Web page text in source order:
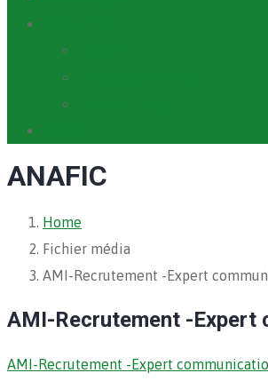
ANAFIC
Home
Fichier média
AMI-Recrutement -Expert
AMI-Recrutement -Expert
AMI-Recrutement -Expert